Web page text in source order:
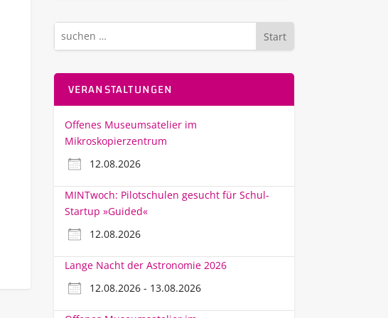
Start
VERANSTALTUNGEN
Offenes Museumsatelier im
Mikroskopierzentrum
12.08.2026
MINTwoch: Pilotschulen gesucht für Schul-
Startup »Guided«
12.08.2026
Lange Nacht der Astronomie 2026
12.08.2026 - 13.08.2026